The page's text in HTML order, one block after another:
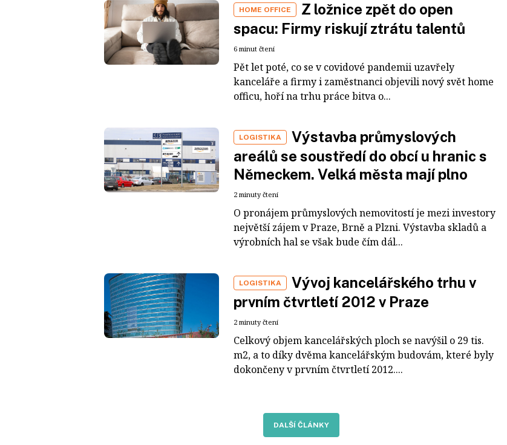
HOME OFFICE
Z ložnice zpět do open
spacu: Firmy riskují ztrátu talentů
6 minut čtení
Pět let poté, co se v covidové pandemii uzavřely
kanceláře a firmy i zaměstnanci objevili nový svět home
officu, hoří na trhu práce bitva o...
LOGISTIKA
Výstavba průmyslových
areálů se soustředí do obcí u hranic s
Německem. Velká města mají plno
2 minuty čtení
O pronájem průmyslových nemovitostí je mezi investory
největší zájem v Praze, Brně a Plzni. Výstavba skladů a
výrobních hal se však bude čím dál...
LOGISTIKA
Vývoj kancelářského trhu v
prvním čtvrtletí 2012 v Praze
2 minuty čtení
Celkový objem kancelářských ploch se navýšil o 29 tis.
m2, a to díky dvěma kancelářským budovám, které byly
dokončeny v prvním čtvrtletí 2012....
DALŠÍ ČLÁNKY